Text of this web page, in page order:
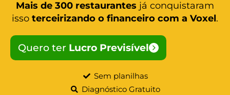
Mais de 300 restaurantes já conquistaram
isso terceirizando o financeiro com a Voxel.
Quero ter Lucro Previsível
Sem planilhas
Diagnóstico Gratuito